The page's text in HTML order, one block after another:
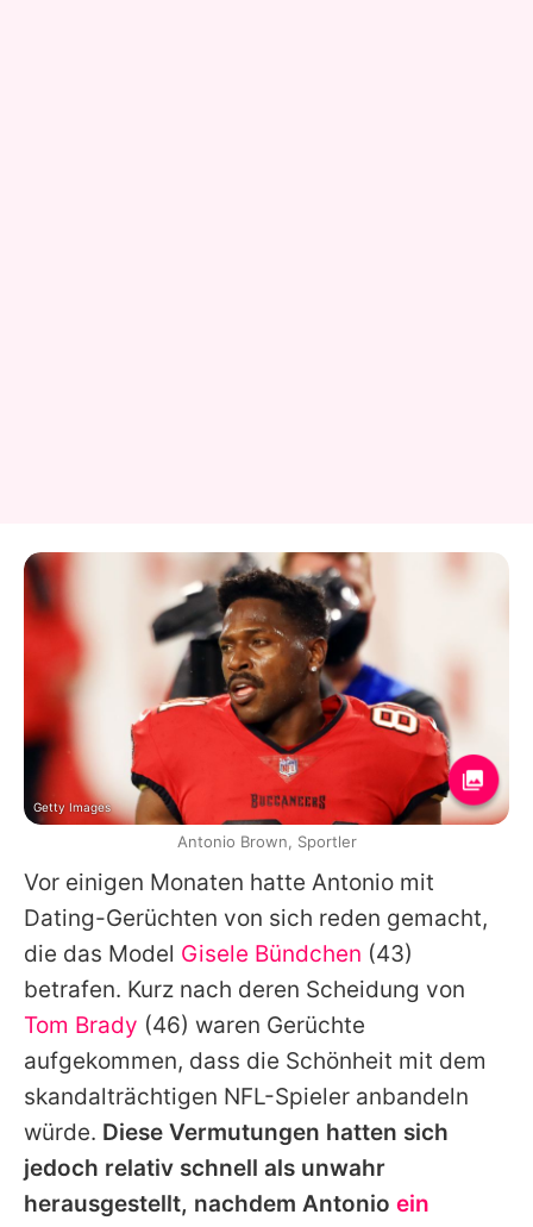
Vor einigen Monaten hatte Antonio mit
Dating-Gerüchten von sich reden gemacht,
die das Model Gisele Bündchen (43)
betrafen. Kurz nach deren Scheidung von
Tom Brady (46) waren Gerüchte
aufgekommen, dass die Schönheit mit dem
skandalträchtigen NFL-Spieler anbandeln
würde. Diese Vermutungen hatten sich
jedoch relativ schnell als unwahr
herausgestellt, nachdem Antonio ein
Getty Images
Antonio Brown, Sportler